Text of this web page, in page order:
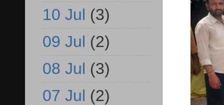
10 Jul (3)
09 Jul (2)
08 Jul (3)
07 Jul (2)